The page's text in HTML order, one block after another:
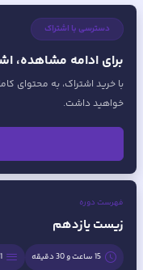
دسترسی با اشتراک
برای ادامه مشاهده،
با خرید اشتراک، به محتوای
خواهید داشت.
فهرست دوره
زیست یازدهم
15 ساعت و 30 دقیقه